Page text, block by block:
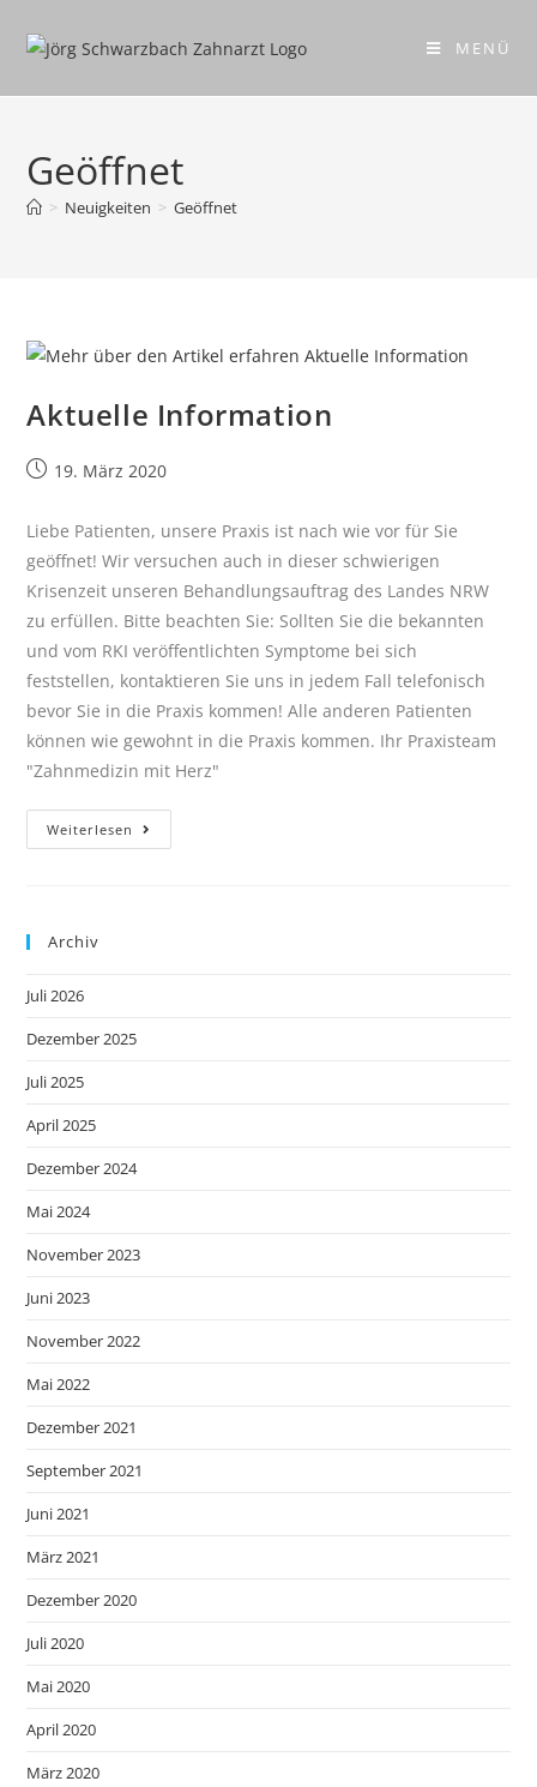
MENÜ
Geöffnet
> Neuigkeiten > Geöffnet
Aktuelle Information
19. März 2020
Liebe Patienten, unsere Praxis ist nach wie vor für Sie
geöffnet! Wir versuchen auch in dieser schwierigen
Krisenzeit unseren Behandlungsauftrag des Landes NRW
zu erfüllen. Bitte beachten Sie: Sollten Sie die bekannten
und vom RKI veröffentlichten Symptome bei sich
feststellen, kontaktieren Sie uns in jedem Fall telefonisch
bevor Sie in die Praxis kommen! Alle anderen Patienten
können wie gewohnt in die Praxis kommen. Ihr Praxisteam
"Zahnmedizin mit Herz"
Weiterlesen
Archiv
Juli 2026
Dezember 2025
Juli 2025
April 2025
Dezember 2024
Mai 2024
November 2023
Juni 2023
November 2022
Mai 2022
Dezember 2021
September 2021
Juni 2021
März 2021
Dezember 2020
Juli 2020
Mai 2020
April 2020
März 2020